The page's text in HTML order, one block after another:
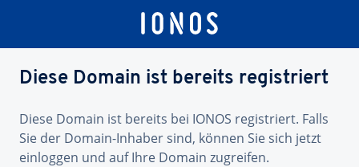
Diese Domain ist bereits registriert
Diese Domain ist bereits bei IONOS registriert. Falls
Sie der Domain-Inhaber sind, können Sie sich jetzt
einloggen und auf Ihre Domain zugreifen.